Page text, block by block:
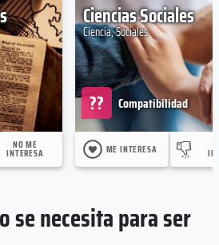
NO ME
INTERESA
Ciencias Sociales
Ciencia, Sociales
Compatibilidad
??
ME INTERESA
se necesita para ser